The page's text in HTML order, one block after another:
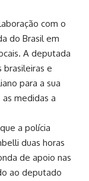
com o
do Brasil em
A deputada
brasileiras e
para a sua
medidas a
a polícia
duas horas
de apoio nas
ao deputado